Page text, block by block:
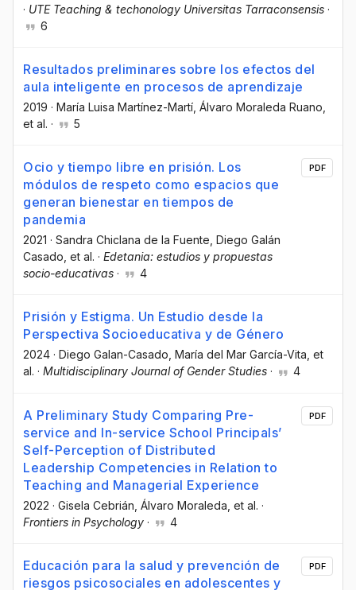
· UTE Teaching & techonology Universitas Tarraconsensis ·
6
Resultados preliminares sobre los efectos del
aula inteligente en procesos de aprendizaje
2019 · María Luisa Martínez-Martí , Álvaro Moraleda Ruano
et al. · 5
Ocio y tiempo libre en prisión. Los
módulos de respeto como espacios que
generan bienestar en tiempos de
pandemia
2021 · Sandra Chiclana de la Fuente , Diego Galán
Casado , et al. · Edetania: estudios y propuestas
socio-educativas · 4
PDF
Prisión y Estigma. Un Estudio desde la
Perspectiva Socioeducativa y de Género
2024 · Diego Galan-Casado, María del Mar García-Vita, et
al. · Multidisciplinary Journal of Gender Studies · 4
A Preliminary Study Comparing Pre-
service and In-service School Principals’
Self-Perception of Distributed
Leadership Competencies in Relation to
Teaching and Managerial Experience
2022 · Gisela Cebrián , Álvaro Moraleda , et al. ·
Frontiers in Psychology · 4
PDF
Educación para la salud y prevención de
riesgos psicosociales en adolescentes y
PDF